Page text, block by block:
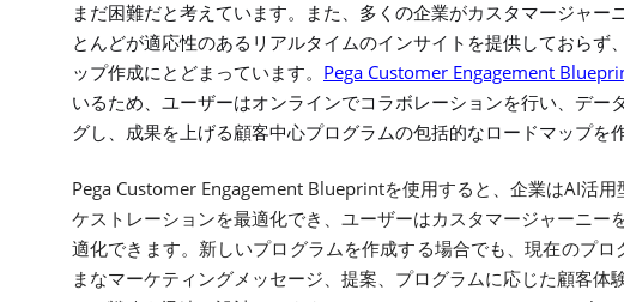
まだ困難だと考えています。また、多くの企業がカスタマージャ
とんどが適応性のあるリアルタイムのインサイトを提供しておら
ップ作成にとどまっています。 Pega Customer Engagement
いるため、ユーザーはオンラインでコラボレーションを行い、デー
グし、成果を上げる顧客中心プログラムの包括的なロードマップを
Pega Customer Engagement Blueprintを使用すると、企業はAI活用
ケストレーションを最適化でき、ユーザーはカスタマージャーニー
適化できます。新しいプログラムを作成する場合でも、現在のプロ
まなマーケティングメッセージ、提案、プログラムに応じた顧客